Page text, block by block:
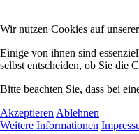
Wir nutzen Cookies auf
Einige von ihnen sind
selbst entscheiden, ob Sie die
Bitte beachten Sie, dass bei
Akzeptieren Ablehnen
Weitere Informationen